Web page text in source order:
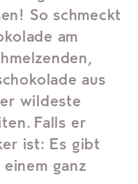
So schmeckt
am
aus
wildeste
Falls er
ist: Es gibt
ganz